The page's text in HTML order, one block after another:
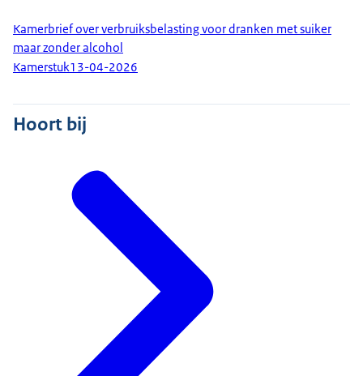
Kamerbrief over verbruiksbelasting voor dranken met suiker
maar zonder alcohol
Kamerstuk13-04-2026
Hoort bij